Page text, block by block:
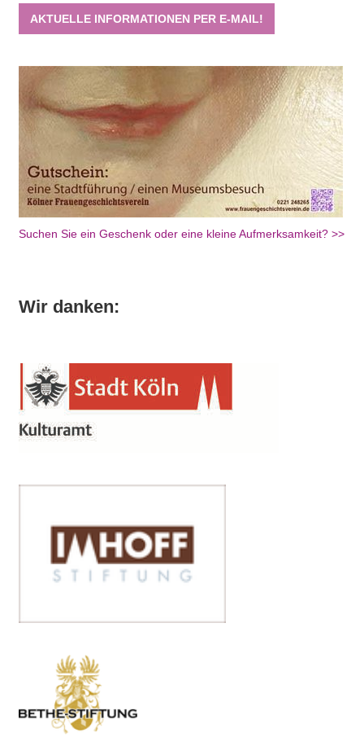
AKTUELLE INFORMATIONEN PER E-MAIL!
Suchen Sie ein Geschenk oder eine kleine Aufmerksamkeit? >>
Wir danken: